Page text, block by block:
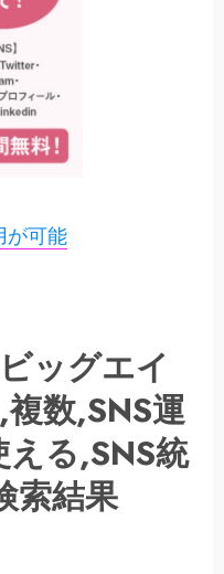
が可能
ッグエイ
数,SNS運
る,SNS統
索結果